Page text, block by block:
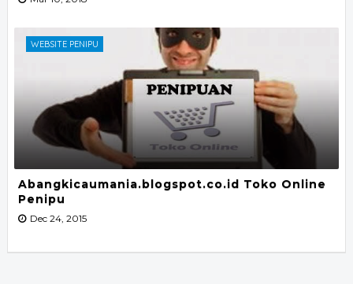
WEBSITE PENIPU
Abangkicaumania.blogspot.co.id Toko Online
Penipu
Dec 24, 2015